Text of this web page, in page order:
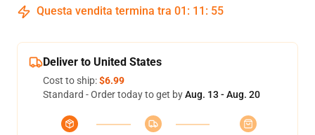
Questa vendita termina tra 01 : 11 : 54
Deliver to United States
Cost to ship:$6.99
Standard - Order today to get byAug. 13 - Aug. 20